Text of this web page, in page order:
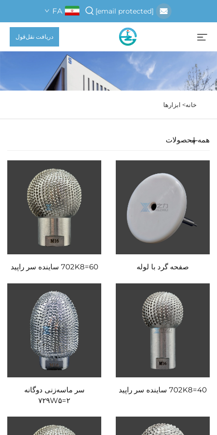
[email protected]
FA
دریافت نقل‌قول
خانه> ابزارها
همه محصولات
صفحه گرد با لوله 702K8=60 ساینده سر راپید
702K8=40 ساینده سر راپید
سر ماسه‌زنی دوگانه
۷۲۹W۵=۲